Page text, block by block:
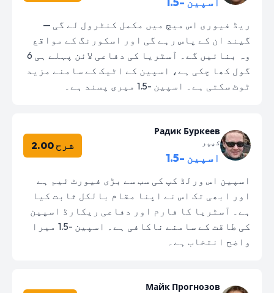
ریڈ فیوری اس میچ میں مکمل کنٹرول لے گی —
گیند ان کے پاس رہے گی اور اسکورنگ کے مواقع
وہ بنائیں گے۔ آسٹریا کی دفاعی لائن پہلے ہی 6
گول کھا چکی ہے، اسپین کے اٹیک کے سامنے مزید
ٹوٹ سکتی ہے۔ اسپین -1.5 میری پسند ہے۔
Радик Буркеев
کیپر
اسپین -1.5
شرح 2.00
اسپین اس ورلڈ کپ کی سب سے بڑی فیورٹ ٹیم ہے
اور ابھی تک اس نے اپنا مقام بالکل ثابت کیا
ہے۔ آسٹریا کا فارم اور دفاعی ریکارڈ اسپین
کی طاقت کے سامنے ناکافی ہے۔ اسپین -1.5 میرا
واضح انتخاب ہے۔
Майк Прогнозов